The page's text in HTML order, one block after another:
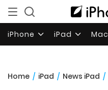
iPhone iPad Mac
Home / iPad / News iPad /